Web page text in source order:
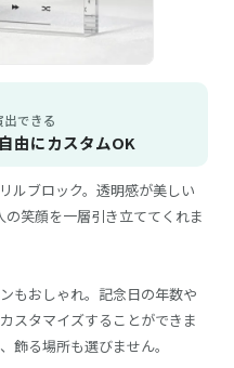
できる
由にカスタムOK
ルブロック。透明感が美しい
笑顔を一層引き立ててくれま
もおしゃれ。記念日の年数や
スタマイズすることができま
飾る場所も選びません。